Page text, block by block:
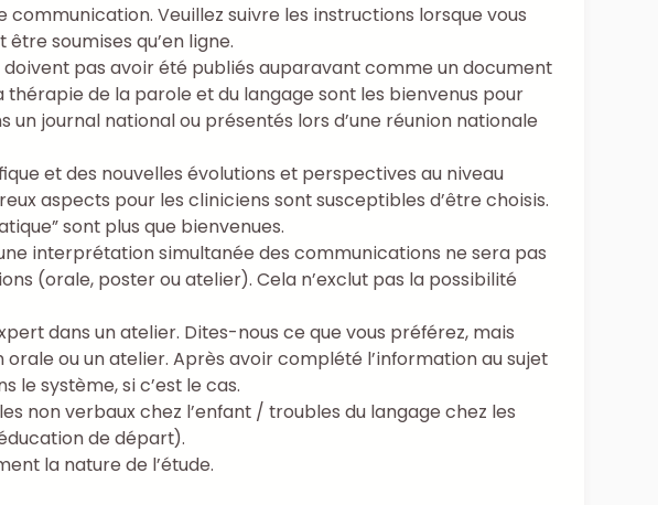
Veuillez suivre les instructions lorsque vous
soumises qu’en ligne.
doivent pas avoir été publiés auparavant comme un document
de la parole et du langage sont les bienvenus pour
journal national ou présentés lors d’une réunion nationale
et des nouvelles évolutions et perspectives au niveau
aspects pour les cliniciens sont susceptibles d’être choisis.
sont plus que bienvenues.
interprétation simultanée des communications ne sera pas
(orale, poster ou atelier). Cela n’exclut pas la possibilité
dans un atelier. Dites-nous ce que vous préférez, mais
ou un atelier. Après avoir complété l’information au sujet
le système, si c’est le cas.
non verbaux chez l’enfant / troubles du langage chez les
de départ).
la nature de l’étude.